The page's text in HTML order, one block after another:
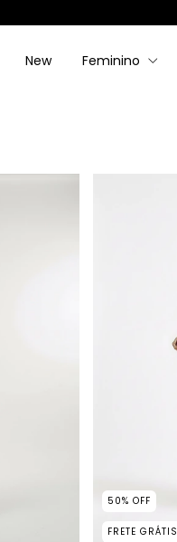
New Feminino
50% OFF
FRETE GRÁTIS